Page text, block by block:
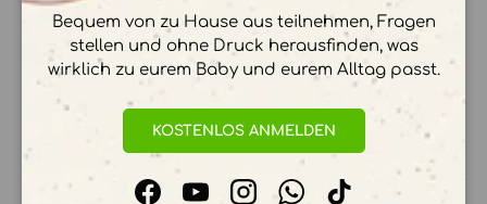
Ihre Zahlungsinformationen werden sicher
verarbeitet. Wir speichern keine
Kreditkartendetails.
Bequem von zu Hause aus teilnehmen, Fragen
stellen und ohne Druck herausfinden, was
wirklich zu eurem Baby und eurem Alltag passt.
KOSTENLOS ANMELDEN